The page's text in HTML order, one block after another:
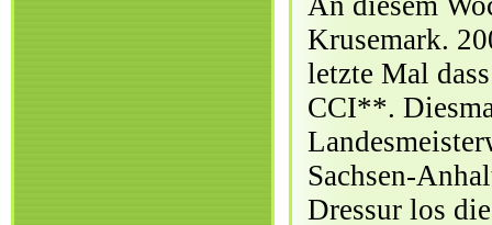
Krusemark.
letzte Mal
CCI**.
Sachsen-
Dressur los